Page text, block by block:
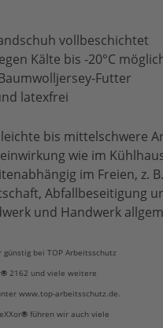
vollbeschichtet
Kälte bis -20°C
Futter
latexfrei
bis mittelschwere
wie im
im Freien, z.
Abfallbeseitigung
und Handwerk
bei TOP Arbeitsschutz
® 2162 und viele weitere
www.top-arbeitsschutz.de.
® führen wir auch viele